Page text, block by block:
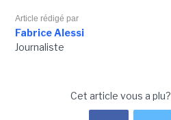
Article rédigé par
Fabrice Alessi
Journaliste
Cet article vous a plu?